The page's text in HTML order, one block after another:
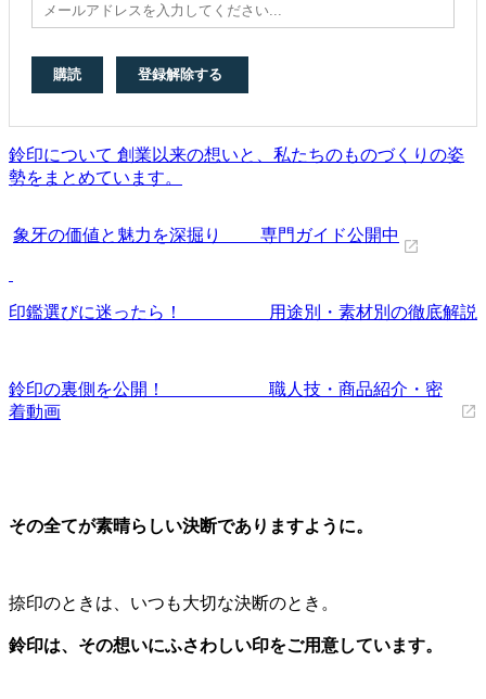
鈴印について 創業以来の想いと、私たちのものづくりの姿
勢をまとめています。
象牙の価値と魅力を深掘り 専門ガイド公開中
印鑑選びに迷ったら！ 用途別・素材別の徹底解説
鈴印の裏側を公開！ 職人技・商品紹介・密
着動画
その全てが素晴らしい決断でありますように。
捺印のときは、いつも大切な決断のとき。
鈴印は、その想いにふさわしい印をご用意しています。